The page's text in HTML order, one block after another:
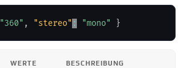
"360" , "stereo" : "mono" }
WERTE BESCHREIBUNG